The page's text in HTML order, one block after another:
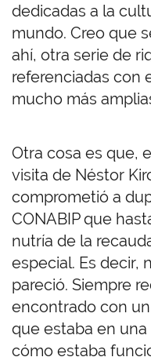
dedicadas a la
mundo. Creo que
ahí, otra serie de
referenciadas con
mucho más
Otra cosa es que,
visita de Néstor
comprometió a
CONABIP que
nutría de la
especial. Es decir,
pareció. Siempre
encontrado con
que estaba en
cómo estaba